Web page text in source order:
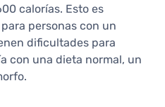
calorías. Esto es
personas con un
dificultades para
con una dieta normal, un